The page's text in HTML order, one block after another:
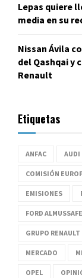
Lepas quiere
media en su
Nissan Ávila
del Qashqai y
Renault
Etiquetas
ANFAC AUDI
COMISIÓN
EMISIONES
FORD
GRUPO RENAULT
MERCADO
OPEL